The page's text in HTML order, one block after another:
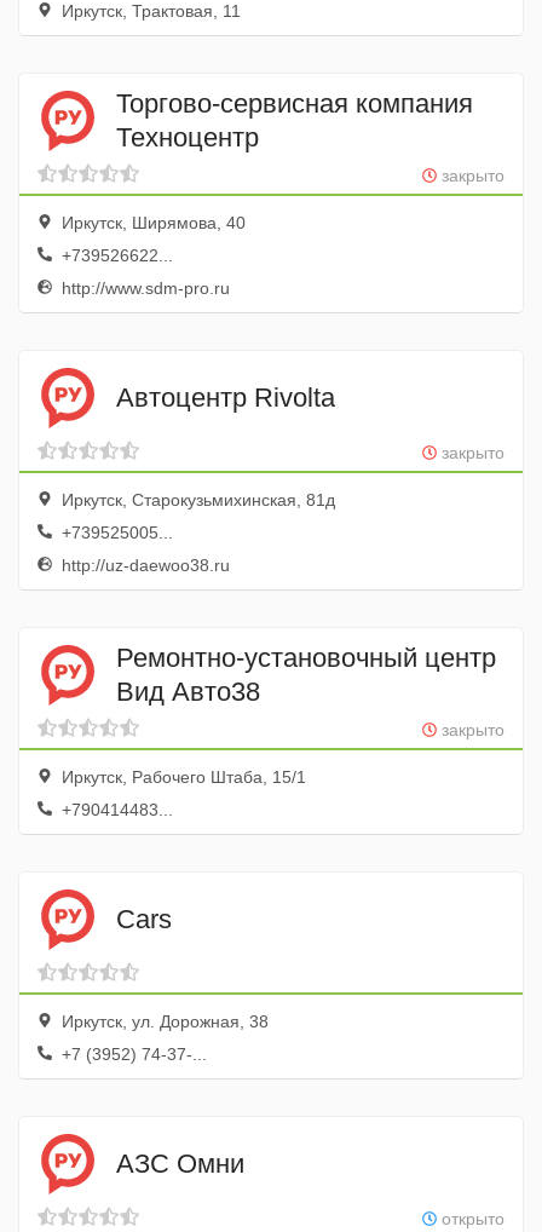
Иркутск, Трактовая, 11
Торгово-сервисная компания
Техноцентр
закрыто
Иркутск, Ширямова, 40
+739526622...
http://www.sdm-pro.ru
Автоцентр Rivolta
закрыто
Иркутск, Старокузьмихинская, 81д
+739525005...
http://uz-daewoo38.ru
Ремонтно-установочный центр
Вид Авто38
закрыто
Иркутск, Рабочего Штаба, 15/1
+790414483...
Cars
Иркутск, ул. Дорожная, 38
+7 (3952) 74-37-...
АЗС Омни
открыто